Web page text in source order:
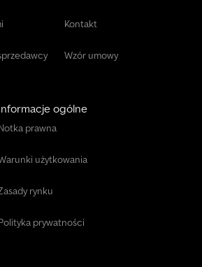
Kontakt
Wzór umowy
ogólne
prawna
użytkowania
rynku
prywatności